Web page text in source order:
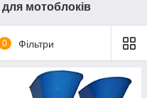
для мотоблоків
0 Фільтри